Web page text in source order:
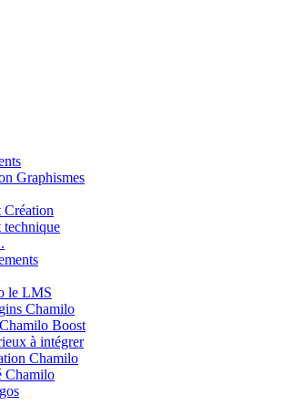
Graphismes
Création
technique
le LMS
Chamilo
Boost
à intégrer
Chamilo
Chamilo